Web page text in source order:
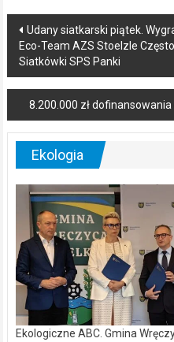
Post
navigation
Udany siatkarski piątek.
Eco-Team AZS Stoelzle
Siatkówki SPS Panki
8.200.000 zł
Ekologia
Ekologiczne ABC. Gmina